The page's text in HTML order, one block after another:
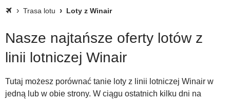
Trasa lotu Loty z Winair
Nasze najtańsze oferty lotów z
linii lotniczej Winair
Tutaj możesz porównać tanie loty z linii lotniczej Winair w
jedną lub w obie strony. W ciągu ostatnich kilku dni na